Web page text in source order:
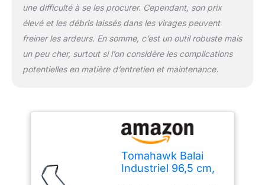
compact : avec un
design léger et compact
travers les portes. De
plus, les poignées du
balai peuvent se plier
une difficulté à se les procurer. Cependant, son prix
élevé et les débris laissés dans les virages peuvent
freiner les ardeurs. En somme, c’est un outil robuste mais
un peu cher, surtout si l’on considère les complications
potentielles en matière d’entretien et maintenance.
Tomahawk Balai
Industriel 96,5 cm,